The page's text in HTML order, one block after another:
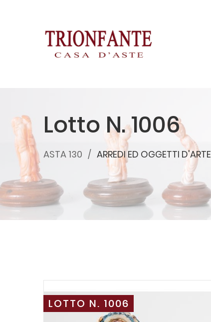
Lotto N. 1006
ASTA 130 ARREDI ED OGGETTI D'ARTE
LOTTO N. 1006